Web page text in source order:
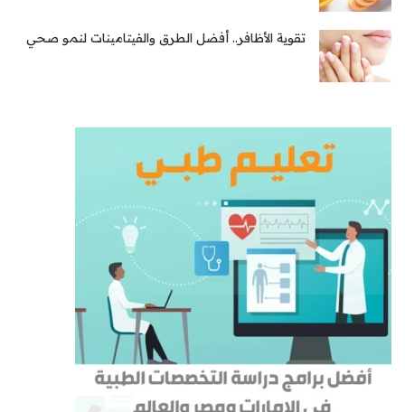
تقوية الأظافر.. أفضل الطرق والفيتامينات لنمو صحي